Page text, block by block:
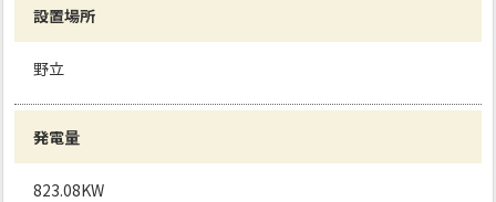
設置場所
野立
発電量
823.08KW